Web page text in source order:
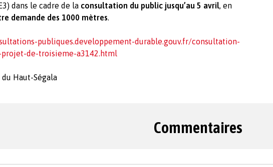
dans le cadre de la consultation du public jusqu’au 5 avril, en
demande des 1000 mètres.
publiques.developpement-durable.gouv.fr/consultation-
de-troisieme-a3142.html
Haut-Ségala
Commentaires